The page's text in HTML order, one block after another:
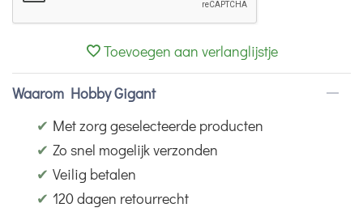
Toevoegen aan verlanglijstje
Waarom Hobby Gigant
✔ Met zorg geselecteerde producten
✔ Zo snel mogelijk verzonden
✔ Veilig betalen
✔ 120 dagen retourrecht